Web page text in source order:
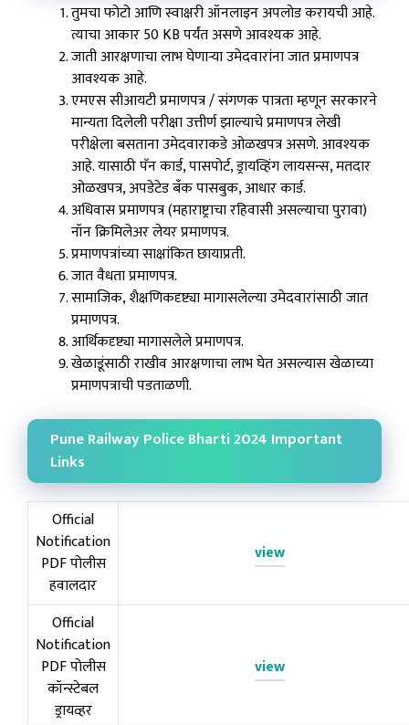
तुमचा फोटो आणि स्वाक्षरी ऑनलाइन अपलोड करायची आहे.
त्याचा आकार 50 KB पर्यंत असणे आवश्यक आहे.
जाती आरक्षणाचा लाभ घेणाऱ्या उमेदवारांना जात प्रमाणपत्र
आवश्यक आहे.
एमएस सीआयटी प्रमाणपत्र / संगणक पात्रता म्हणून सरकारने
मान्यता दिलेली परीक्षा उत्तीर्ण झाल्याचे प्रमाणपत्र लेखी
परीक्षेला बसताना उमेदवाराकडे ओळखपत्र असणे. आवश्यक
आहे. यासाठी पॅन कार्ड, पासपोर्ट, ड्रायव्हिंग लायसन्स, मतदार
ओळखपत्र, अपडेटेड बँक पासबुक, आधार कार्ड.
अधिवास प्रमाणपत्र (महाराष्ट्राचा रहिवासी असल्याचा पुरावा)
नॉन क्रिमिलेअर लेयर प्रमाणपत्र.
प्रमाणपत्रांच्या साक्षांकित छायाप्रती.
जात वैधता प्रमाणपत्र.
सामाजिक, शैक्षणिकदृष्ट्या मागासलेल्या उमेदवारांसाठी जात
प्रमाणपत्र.
आर्थिकदृष्ट्या मागासलेले प्रमाणपत्र.
खेळाडूंसाठी राखीव आरक्षणाचा लाभ घेत असल्यास खेळाच्या
प्रमाणपत्राची पडताळणी.
Pune Railway Police Bharti 2024 Important
Links
Official
Notification
PDF पोलीस
हवालदार
view
Official
Notification
PDF पोलीस
कॉन्स्टेबल
ड्रायव्हर
view